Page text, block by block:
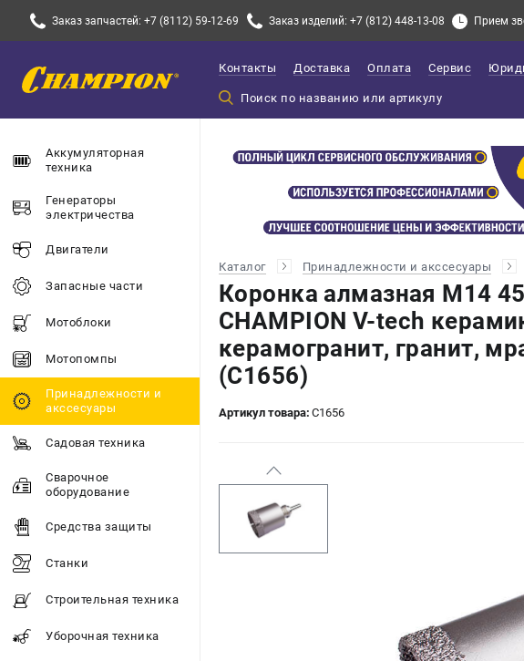
Заказ запчастей: +7 (8112) 59-12-69 Заказ изделий: +7 (812) 448-13-08 Прием
Контакты Доставка Оплата Сервис
Аккумуляторная
техника
Генераторы
электричества
Двигатели
Запасные части
Мотоблоки
Мотопомпы
Принадлежности и
акссесуары
Садовая техника
Сварочное
оборудование
Средства защиты
Станки
Строительная техника
Уборочная техника
Каталог Принадлежности и акссесуары
Коронка алмазная М14
CHAMPION V-tech
керамогранит, гранит,
(C1656)
Артикул товара: C1656